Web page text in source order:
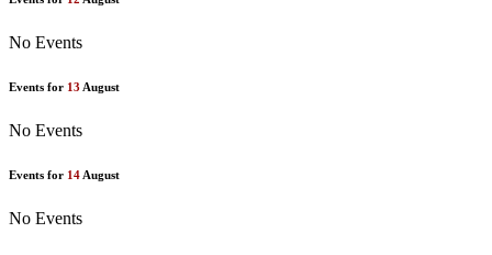
No Events
Events for 13 August
No Events
Events for 14 August
No Events